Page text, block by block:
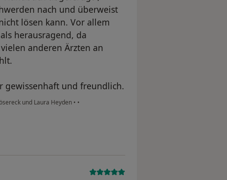
nach und überweist
lösen kann. Vor allem
herausragend, da
anderen Ärzten an
gewissenhaft und freundlich.
und Laura Heyden • •